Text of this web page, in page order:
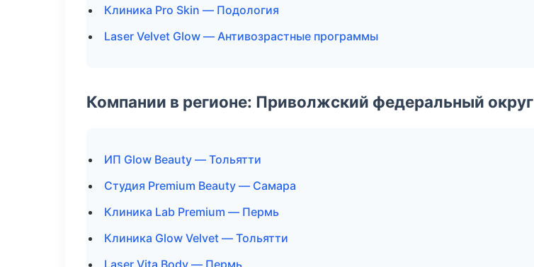
Клиника Pro Skin — Подология
Laser Velvet Glow — Антивозрастные программы
Компании в регионе: Приволжский федеральный округ
ИП Glow Beauty — Тольятти
Студия Premium Beauty — Самара
Клиника Lab Premium — Пермь
Клиника Glow Velvet — Тольятти
Laser Vita Body — Пермь